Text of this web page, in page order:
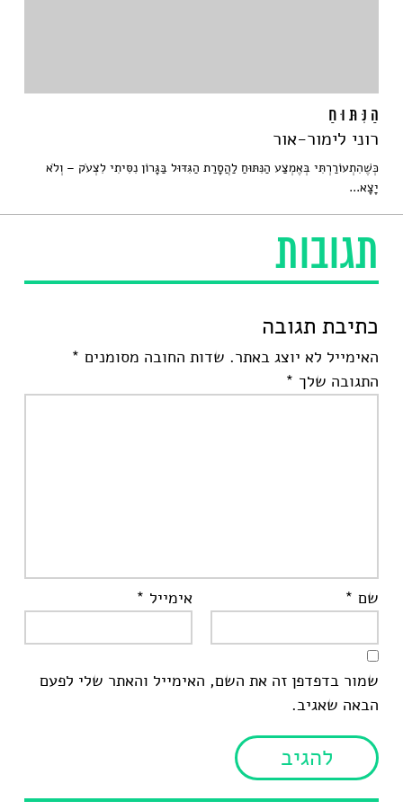
תגובות
כתיבת תגובה
האימייל לא יוצג באתר. שדות החובה מסומנים *
התגובה שלך *
שם * אימייל *
שמור בדפדפן זה את השם, האימייל והאתר שלי לפעם
הבאה שאגיב.
הַ נִּ תּ וּ חַ
רוני לימור-אור
כְּשֶׁהִתְעוֹרַרְתִּי בְּאֶמְצַע הַנִּתּוּחַ לַהֲסָרַת הַגִּדּוּל בַּגָּרוֹן נִסִּיתִי לִצְעֹק – וְלֹא
יָצָא...